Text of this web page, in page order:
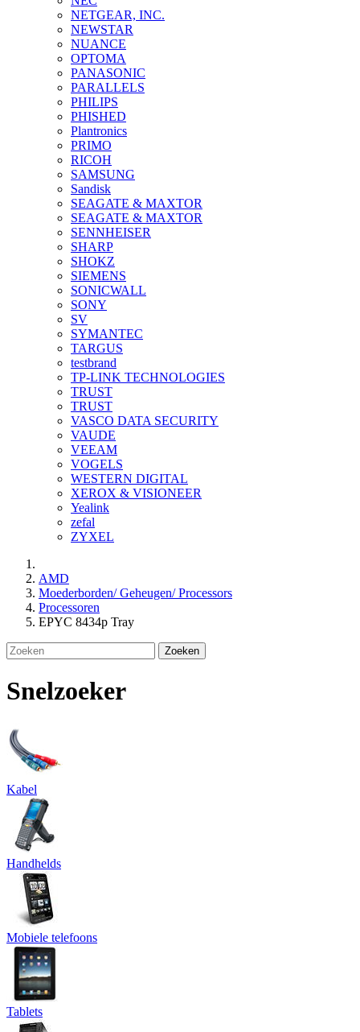
NETGEAR, INC.
NEWSTAR
NUANCE
OPTOMA
PANASONIC
PARALLELS
PHILIPS
PHISHED
Plantronics
PRIMO
RICOH
SAMSUNG
Sandisk
SEAGATE & MAXTOR
SEAGATE & MAXTOR
SENNHEISER
SHARP
SHOKZ
SIEMENS
SONICWALL
SONY
SV
SYMANTEC
TARGUS
testbrand
TP-LINK TECHNOLOGIES
TRUST
TRUST
VASCO DATA SECURITY
VAUDE
VEEAM
VOGELS
WESTERN DIGITAL
XEROX & VISIONEER
Yealink
zefal
ZYXEL
AMD
Moederborden/ Geheugen/ Processors
Processoren
EPYC 8434p Tray
Zoeken
Snelzoeker
Kabel
Handhelds
Mobiele telefoons
Tablets